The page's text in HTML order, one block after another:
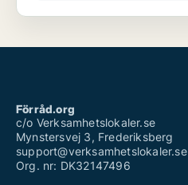
Förråd.org
c/o Verksamhetslokaler.se
Mynstersvej 3, Frederiksberg
support@verksamhetslokaler.se
Org. nr: DK32147496